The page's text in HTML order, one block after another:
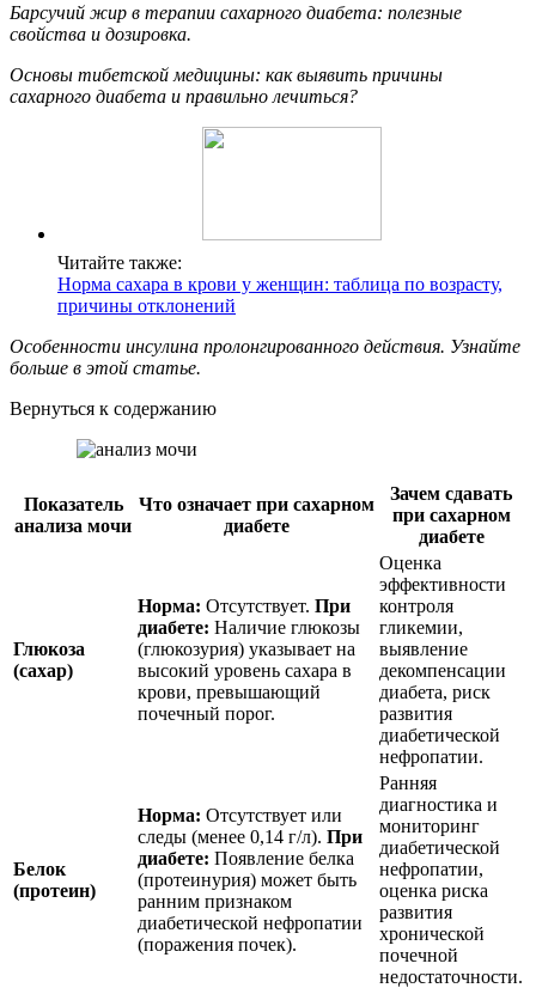
Барсучий жир в терапии сахарного диабета: полезные
свойства и дозировка.
Основы тибетской медицины: как выявить причины
сахарного диабета и правильно лечиться?
Читайте также:
Норма сахара в крови у женщин: таблица по возрасту,
причины отклонений
Особенности инсулина пролонгированного действия. Узнайте
больше в этой статье.
Вернуться к содержанию
Показатель
анализа мочи
Что означает при сахарном
диабете
Зачем сдавать
при сахарном
диабете
Глюкоза
(сахар)
Норма: Отсутствует. При
диабете: Наличие глюкозы
(глюкозурия) указывает на
высокий уровень сахара в
крови, превышающий
почечный порог.
Оценка
эффективности
контроля
гликемии,
выявление
декомпенсации
диабета, риск
развития
диабетической
нефропатии.
Белок
(протеин)
Норма: Отсутствует или
следы (менее 0,14 г/л). При
диабете: Появление белка
(протеинурия) может быть
ранним признаком
диабетической нефропатии
(поражения почек).
Ранняя
диагностика и
мониторинг
диабетической
нефропатии,
оценка риска
развития
хронической
почечной
недостаточности.